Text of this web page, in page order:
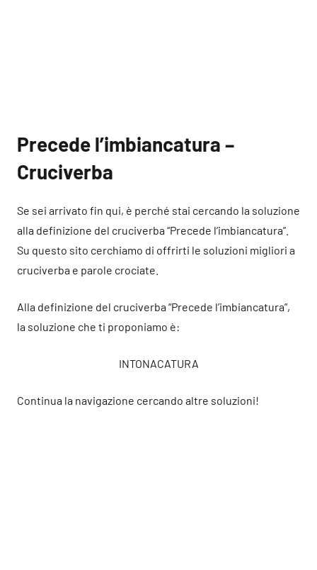
Precede l’imbiancatura –
Cruciverba
Se sei arrivato fin qui, è perché stai cercando la soluzione
alla definizione del cruciverba “Precede l’imbiancatura”.
Su questo sito cerchiamo di offrirti le soluzioni migliori a
cruciverba e parole crociate.
Alla definizione del cruciverba “Precede l’imbiancatura”,
la soluzione che ti proponiamo è:
INTONACATURA
Continua la navigazione cercando altre soluzioni!